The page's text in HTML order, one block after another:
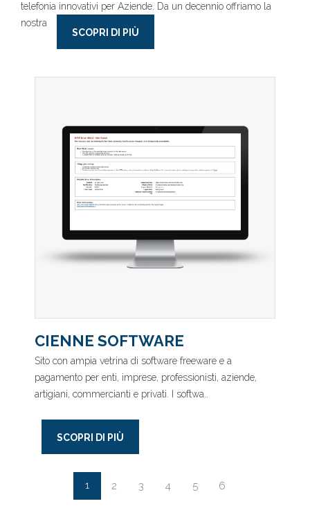
telefonia innovativi per Aziende. Da un decennio offriamo la
nostra
SCOPRI DI PIÙ
CIENNE SOFTWARE
Sito con ampia vetrina di software freeware e a
pagamento per enti, imprese, professionisti, aziende,
artigiani, commercianti e privati. I softwa..
SCOPRI DI PIÙ
1 2 3 4 5 6